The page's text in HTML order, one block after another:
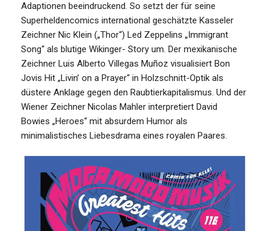
Adaptionen beeindruckend. So setzt der für seine
Superheldencomics international geschätzte Kasseler
Zeichner Nic Klein („Thor“) Led Zeppelins „Immigrant
Song“ als blutige Wikinger- Story um. Der mexikanische
Zeichner Luis Alberto Villegas Muñoz visualisiert Bon
Jovis Hit „Livin’ on a Prayer“ in Holzschnitt-Optik als
düstere Anklage gegen den Raubtierkapitalismus. Und der
Wiener Zeichner Nicolas Mahler interpretiert David
Bowies „Heroes“ mit absurdem Humor als
minimalistisches Liebesdrama eines royalen Paares.